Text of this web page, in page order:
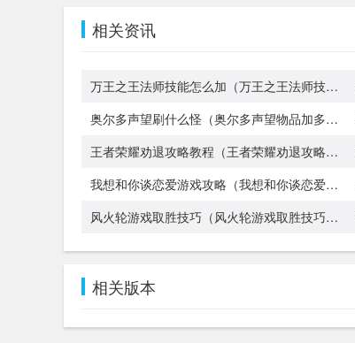
相关资讯
万王之王法师技能怎么加（万王之王法师技能怎么加属性）
奥尔多声望刷什么怪（奥尔多声望物品加多少）
王者荣耀劝退攻略教程（王者荣耀劝退攻略教程视频）
我想和你谈恋爱游戏攻略（我想和你谈恋爱游戏攻略全文）
风火轮游戏取胜技巧（风火轮游戏取胜技巧有哪些）
相关版本